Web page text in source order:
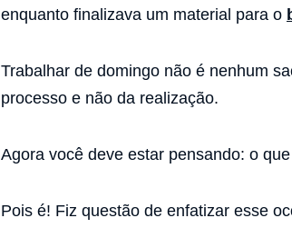
enquanto finalizava um material para o
Trabalhar de domingo não é nenhum
processo e não da realização.
Agora você deve estar pensando: o
Pois é! Fiz questão de enfatizar esse